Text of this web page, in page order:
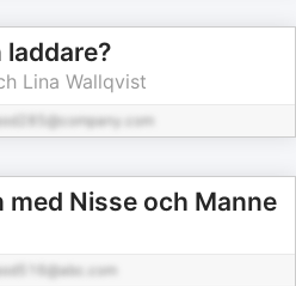
laddare?
Lina Wallqvist
med Nisse och Manne